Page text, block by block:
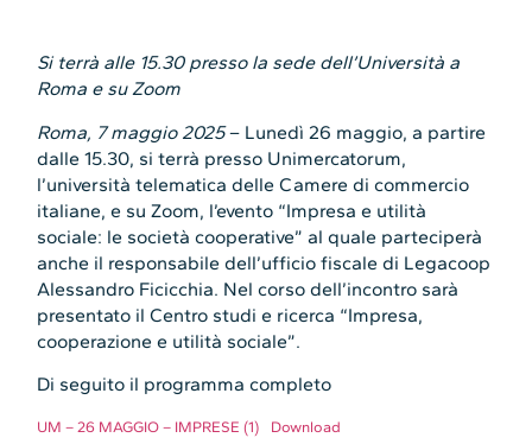
Si terrà alle 15.30 presso la sede dell’Università a
Roma e su Zoom
Roma, 7 maggio 2025– Lunedì 26 maggio, a partire
dalle 15.30, si terrà presso Unimercatorum,
l’università telematica delle Camere di commercio
italiane, e su Zoom, l’evento “Impresa e utilità
sociale: le società cooperative” al quale parteciperà
anche il responsabile dell’ufficio fiscale di Legacoop
Alessandro Ficicchia. Nel corso dell’incontro sarà
presentato il Centro studi e ricerca “Impresa,
cooperazione e utilità sociale”.
Di seguito il programma completo
UM – 26 MAGGIO – IMPRESE (1) Download